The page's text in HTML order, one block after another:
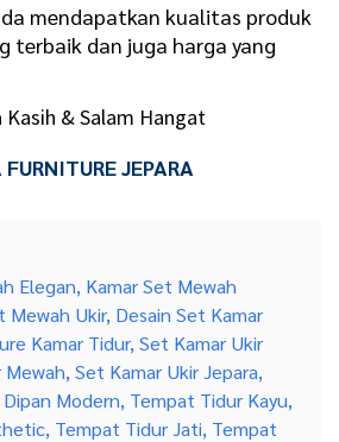
mendapatkan kualitas produk
terbaik dan juga harga yang
Kasih & Salam Hangat
JEPARA
Elegan, Kamar Set Mewah
Mewah Ukir, Desain Set Kamar
Kamar Tidur, Set Kamar Ukir
Set Kamar Ukir Jepara,
Modern, Tempat Tidur Kayu,
Tempat Tidur Jati, Tempat